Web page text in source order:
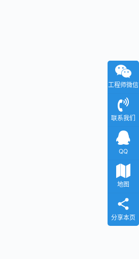
工程师微信
联系我们
QQ
地图
分享本页